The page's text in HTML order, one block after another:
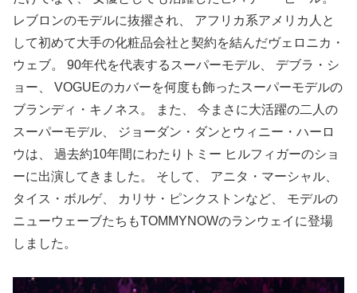
レブロンのモデルに抜擢され、 アフリカ系アメリカ人と
して初めて大手の化粧品会社と契約を結んだヴェロニカ・
ウェブ。 90年代を代表するスーパーモデル、 デブラ・シ
ョー、 VOGUEのカバーを何度も飾ったスーパーモデルの
ブランディ・キノネス。 また、 今まさに大活躍の二人の
スーパーモデル、 ジョーダン・ダンとウィニー・ハーロ
ウは、 過去約10年間にわたりトミー ヒルフィガーのショ
ーに出演してきました。 そして、 アニタ・マーシャル、
タイス・ボルゲ、 カリサ・ピンクストンなど、 モデルの
ニューウェーブたちもTOMMYNOWのランウェイに登場
しました。